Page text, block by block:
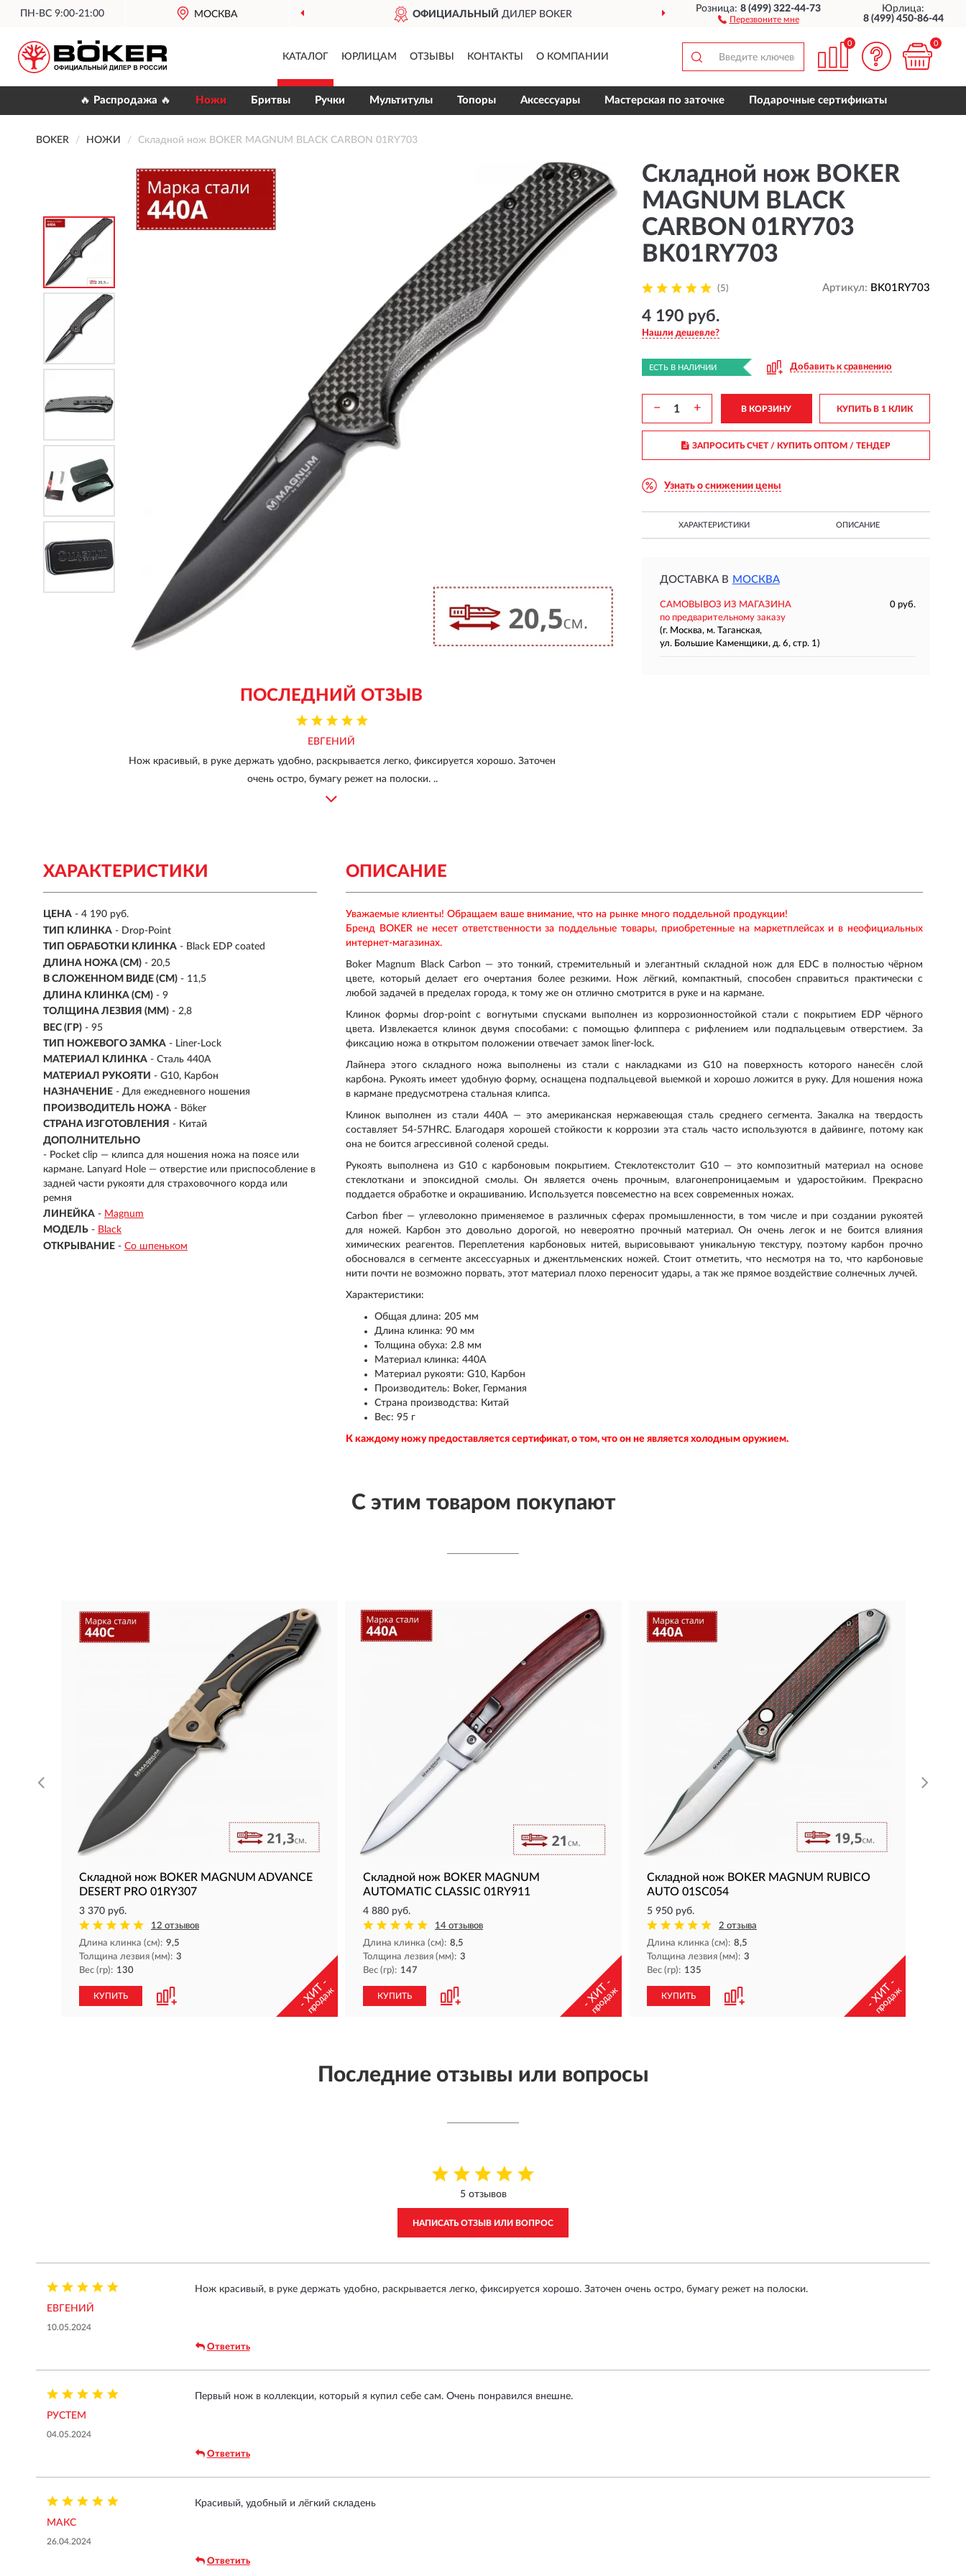
ПН-ВС 9:00-21:00 МОСКВА ОФИЦИАЛЬНЫЙ ДИЛЕР BOKER ДОСТАВИМ ПО ВСЕЙ РОССИИ
Розница:8 (499) 322-44-73
Перезвоните мне
Юрлица:
8 (499) 450-86-44
КАТАЛОГ ЮРЛИЦАМ ОТЗЫВЫ КОНТАКТЫ О КОМПАНИИ
0 0
🔥 Распродажа 🔥 Ножи Бритвы Ручки Мультитулы Топоры Аксессуары Мастерская по заточке Подарочные сертификаты
BOKER НОЖИ Складной нож BOKER MAGNUM BLACK CARBON 01RY703
ПОСЛЕДНИЙ ОТЗЫВ
ЕВГЕНИЙ
Нож красивый, в руке держать удобно, раскрывается легко, фиксируется хорошо. Заточен
очень остро, бумагу режет на полоски. ..
Складной нож BOKER
MAGNUM BLACK
CARBON 01RY703
BK01RY703
(5) Артикул: BK01RY703
4 190 руб.
Нашли дешевле?
ЕСТЬ В НАЛИЧИИ Добавить к сравнению
− + В КОРЗИНУ КУПИТЬ В 1 КЛИК
ЗАПРОСИТЬ СЧЕТ / КУПИТЬ ОПТОМ/ ТЕНДЕР
Узнать о снижении цены
ХАРАКТЕРИСТИКИ ОПИСАНИЕ
ДОСТАВКА В МОСКВА
САМОВЫВОЗ ИЗ МАГАЗИНА
0 руб.
по предварительному заказу
(г. Москва, м. Таганская,
ул. Большие Каменщики, д. 6, стр. 1)
ХАРАКТЕРИСТИКИ
ЦЕНА - 4 190 руб.
ТИП КЛИНКА - Drop-Point
ТИП ОБРАБОТКИ КЛИНКА - Black EDP coated
ДЛИНА НОЖА (СМ) - 20,5
В СЛОЖЕННОМ ВИДЕ (СМ) - 11,5
ДЛИНА КЛИНКА (СМ) - 9
ТОЛЩИНА ЛЕЗВИЯ (ММ) - 2,8
ВЕС (ГР) - 95
ТИП НОЖЕВОГО ЗАМКА - Liner-Lock
МАТЕРИАЛ КЛИНКА - Сталь 440А
МАТЕРИАЛ РУКОЯТИ - G10, Карбон
НАЗНАЧЕНИЕ - Для ежедневного ношения
ПРОИЗВОДИТЕЛЬ НОЖА - Böker
СТРАНА ИЗГОТОВЛЕНИЯ - Китай
ДОПОЛНИТЕЛЬНО
- Pocket clip — клипса для ношения ножа на поясе или
кармане. Lanyard Hole — отверстие или приспособление в
задней части рукояти для страховочного корда или
ремня
ЛИНЕЙКА - Magnum
МОДЕЛЬ - Black
ОТКРЫВАНИЕ - Со шпеньком
ОПИСАНИЕ
Уважаемые клиенты! Обращаем ваше внимание, что на рынке много поддельной продукции!
Бренд BOKER не несет ответственности за поддельные товары, приобретенные на маркетплейсах и в неофициальных
интернет-магазинах.
Boker Magnum Black Carbon — это тонкий, стремительный и элегантный складной нож для EDC в полностью чёрном
цвете, который делает его очертания более резкими. Нож лёгкий, компактный, способен справиться практически с
любой задачей в пределах города, к тому же он отлично смотрится в руке и на кармане.
Клинок формы drop-point с вогнутыми спусками выполнен из коррозионностойкой стали с покрытием EDP чёрного
цвета. Извлекается клинок двумя способами: с помощью флиппера с рифлением или подпальцевым отверстием. За
фиксацию ножа в открытом положении отвечает замок liner-lock.
Лайнера этого складного ножа выполнены из стали с накладками из G10 на поверхность которого нанесён слой
карбона. Рукоять имеет удобную форму, оснащена подпальцевой выемкой и хорошо ложится в руку. Для ношения ножа
в кармане предусмотрена стальная клипса.
Клинок выполнен из стали 440A — это американская нержавеющая сталь среднего сегмента. Закалка на твердость
составляет 54-57HRC. Благодаря хорошей стойкости к коррозии эта сталь часто используются в дайвинге, потому как
она не боится агрессивной соленой среды.
Рукоять выполнена из G10 с карбоновым покрытием. Стеклотекстолит G10 — это композитный материал на основе
стеклоткани и эпоксидной смолы. Он является очень прочным, влагонепроницаемым и ударостойким. Прекрасно
поддается обработке и окрашиванию. Используется повсеместно на всех современных ножах.
Carbon fiber — углеволокно применяемое в различных сферах промышленности, в том числе и при создании рукоятей
для ножей. Карбон это довольно дорогой, но невероятно прочный материал. Он очень легок и не боится влияния
химических реагентов. Переплетения карбоновых нитей, вырисовывают уникальную текстуру, поэтому карбон прочно
обосновался в сегменте аксессуарных и джентльменских ножей. Стоит отметить, что несмотря на то, что карбоновые
нити почти не возможно порвать, этот материал плохо переносит удары, а так же прямое воздействие солнечных лучей.
Характеристики:
Общая длина: 205 мм
Длина клинка: 90 мм
Толщина обуха: 2.8 мм
Материал клинка: 440A
Материал рукояти: G10, Карбон
Производитель: Boker, Германия
Страна производства: Китай
Вес: 95 г
К каждому ножу предоставляется сертификат, о том, что он не является холодным оружием.
С этим товаром покупают
Складной нож BOKER MAGNUM ADVANCE
DESERT PRO 01RY307
3 370 руб.
12 отзывов
Длина клинка (см): 9,5
Толщина лезвия (мм): 3
Вес (гр): 130
КУПИТЬ - ХИТ -
продаж
Складной нож BOKER MAGNUM
AUTOMATIC CLASSIC 01RY911
4 880 руб.
14 отзывов
Длина клинка (см): 8,5
Толщина лезвия (мм): 3
Вес (гр): 147
КУПИТЬ - ХИТ -
продаж
Складной нож BOKER MAGNUM RUBICO
AUTO 01SC054
5 950 руб.
2 отзыва
Длина клинка (см): 8,5
Толщина лезвия (мм): 3
Вес (гр): 135
КУПИТЬ - ХИТ -
продаж
Последние отзывы или вопросы
5 отзывов
НАПИСАТЬ ОТЗЫВ ИЛИ ВОПРОС
ЕВГЕНИЙ
10.05.2024
Нож красивый, в руке держать удобно, раскрывается легко, фиксируется хорошо. Заточен очень остро, бумагу режет на полоски.
Ответить
РУСТЕМ
04.05.2024
Первый нож в коллекции, который я купил себе сам. Очень понравился внешне.
Ответить
МАКС
26.04.2024
Красивый, удобный и лёгкий складень
Ответить